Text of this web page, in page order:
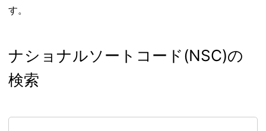
す。
ナショナルソートコード(NSC)の
検索